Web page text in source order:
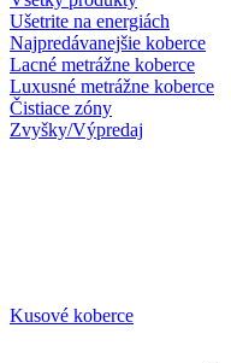
Ušetrite na energiách
Najpredávanejšie koberce
Lacné metrážne koberce
Luxusné metrážne koberce
Čistiace zóny
Zvyšky/Výpredaj
Kusové koberce